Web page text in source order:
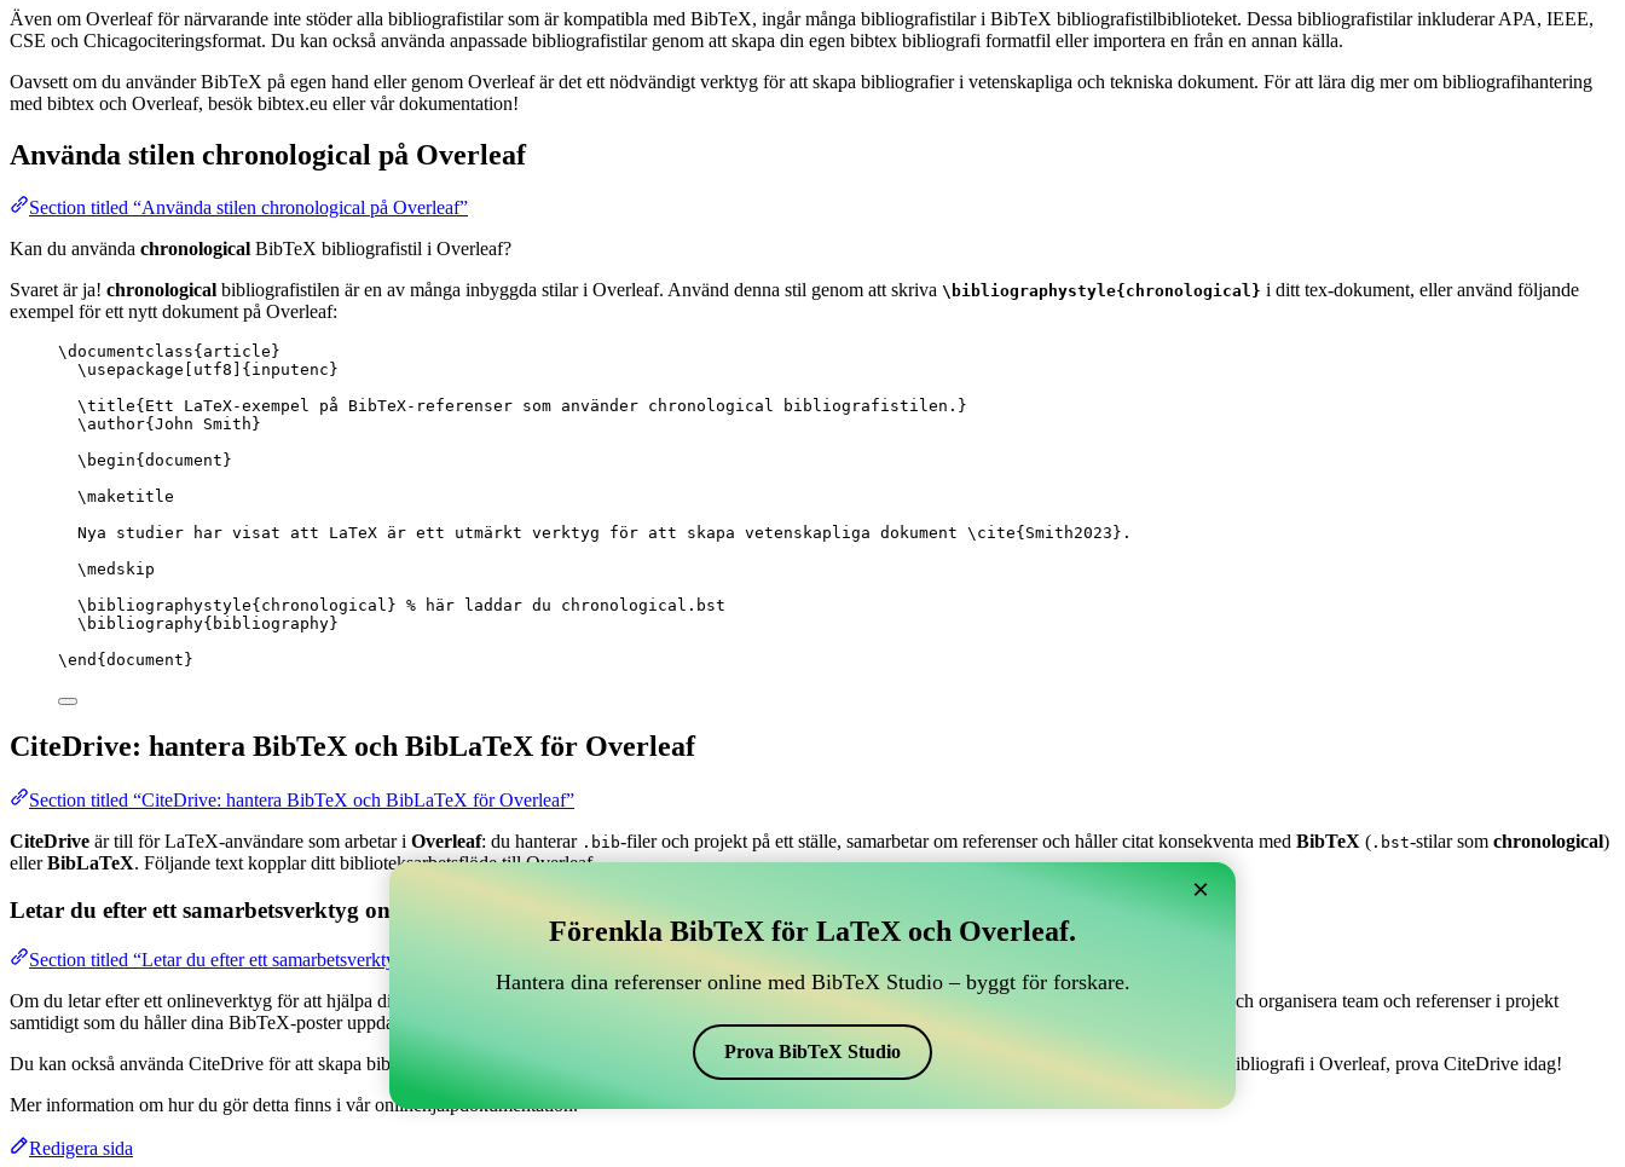
Även om Overleaf för närvarande inte stöder alla bibliografistilar som är kompatibla med BibTeX, ingår många bibliografistilar i BibTeX bibliografistilbiblioteket. Dessa bibliografistilar inkluderar APA, IEEE,
CSE och Chicagociteringsformat. Du kan också använda anpassade bibliografistilar genom att skapa din egen bibtex bibliografi formatfil eller importera en från en annan källa.
Oavsett om du använder BibTeX på egen hand eller genom Overleaf är det ett nödvändigt verktyg för att skapa bibliografier i vetenskapliga och tekniska dokument. För att lära dig mer om bibliografihantering
med bibtex och Overleaf, besök bibtex.eu eller vår dokumentation!
Använda stilen chronological på Overleaf
Section titled “Använda stilen chronological på Overleaf”
Kan du använda chronological BibTeX bibliografistil i Overleaf?
Svaret är ja! chronological bibliografistilen är en av många inbyggda stilar i Overleaf. Använd denna stil genom att skriva \bibliographystyle{chronological} i ditt tex-dokument, eller använd följande
exempel för ett nytt dokument på Overleaf:
\documentclass{ article }
\usepackage
utf8 ]{ inputenc }
\title{Ett LaTeX-exempel på BibTeX-referenser som använder chronological bibliografistilen.}
\author{John Smith}
\begin{ document }
\maketitle
Nya studier har visat att LaTeX är ett utmärkt verktyg för att skapa vetenskapliga dokument \cite{ Smith2023 }.
\medskip
\bibliographystyle{chronological} % här laddar du chronological.bst
\bibliography{bibliography}
\end { document }
CiteDrive: hantera BibTeX och BibLaTeX för Overleaf
Section titled “CiteDrive: hantera BibTeX och BibLaTeX för Overleaf”
CiteDrive är till för LaTeX-användare som arbetar i Overleaf: du hanterar .bib-filer och projekt på ett ställe, samarbetar om referenser och håller citat konsekventa med BibTeX ( .bst-stilar som chronological)
ellerBibLaTeX. Följande text kopplar ditt biblioteksarbetsflöde till Overleaf.
Letar du efter ett samarbetsverktyg online för att hantera dina BibTeX-referenser, som kopplar till Overleaf?
Section titled “Letar du efter ett samarbetsverktyg online för att hantera dina BibTeX-referenser, som kopplar till Overleaf?”
Om du letar efter ett onlineverktyg för att hjälpa dig hantera dina referenser, citationer och bibliografi i Overleaf, kan CiteDrive vara perfekt! Det låter dig samla och organisera team och referenser i projekt
samtidigt som du håller dina BibTeX-poster uppdaterade i ditt Overleaf-projekt.
Du kan också använda CiteDrive för att skapa bibliografier och citationer i olika stilar, inklusive chronological. Så om du letar efter ett enkelt sätt att hantera din bibliografi i Overleaf, prova CiteDrive idag!
Mer information om hur du gör detta finns i vår onlinehjälpdokumentation.
Redigera sida
×
Förenkla BibTeX för LaTeX och Overleaf.
Hantera dina referenser online med BibTeX Studio – byggt för forskare.
Prova BibTeX Studio